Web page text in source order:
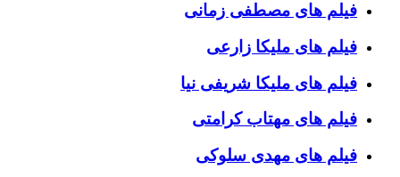
فیلم های مصطفی زمانی
فیلم های ملیکا زارعی
فیلم های ملیکا شریفی نیا
فیلم های مهتاب کرامتی
فیلم های مهدی سلوکی